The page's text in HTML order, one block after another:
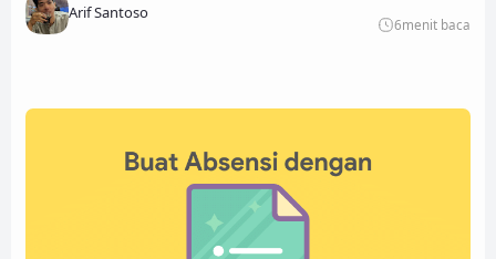
Arif Santoso
6menit baca